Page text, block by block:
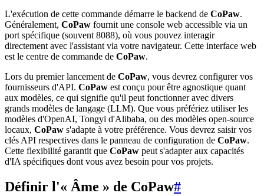
L'exécution de cette commande démarre le backend de CoPaw.
Généralement, CoPaw fournit une console web accessible via un
port spécifique (souvent 8088), où vous pouvez interagir
directement avec l'assistant via votre navigateur. Cette interface web
est le centre de commande de CoPaw.
Lors du premier lancement de CoPaw, vous devrez configurer vos
fournisseurs d'API. CoPaw est conçu pour être agnostique quant
aux modèles, ce qui signifie qu'il peut fonctionner avec divers
grands modèles de langage (LLM). Que vous préfériez utiliser les
modèles d'OpenAI, Tongyi d'Alibaba, ou des modèles open-source
locaux, CoPaw s'adapte à votre préférence. Vous devrez saisir vos
clés API respectives dans le panneau de configuration de CoPaw.
Cette flexibilité garantit que CoPaw peut s'adapter aux capacités
d'IA spécifiques dont vous avez besoin pour vos projets.
Définir l'« Âme » de CoPaw#